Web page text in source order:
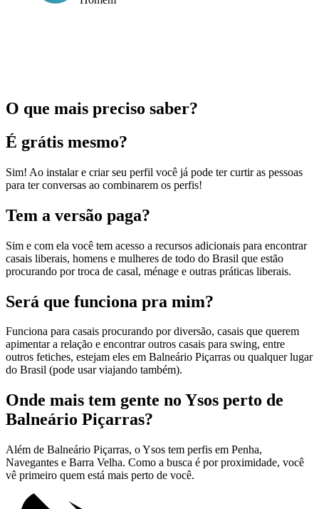
O que mais preciso saber?
É grátis mesmo?
Sim! Ao instalar e criar seu perfil você já pode ter curtir as pessoas
para ter conversas ao combinarem os perfis!
Tem a versão paga?
Sim e com ela você tem acesso a recursos adicionais para encontrar
casais liberais, homens e mulheres de todo do Brasil que estão
procurando por troca de casal, ménage e outras práticas liberais.
Será que funciona pra mim?
Funciona para casais procurando por diversão, casais que querem
apimentar a relação e encontrar outros casais para swing, entre
outros fetiches, estejam eles em Balneário Piçarras ou qualquer lugar
do Brasil (pode usar viajando também).
Onde mais tem gente no Ysos perto de
Balneário Piçarras?
Além de Balneário Piçarras, o Ysos tem perfis em Penha,
Navegantes e Barra Velha. Como a busca é por proximidade, você
vê primeiro quem está mais perto de você.